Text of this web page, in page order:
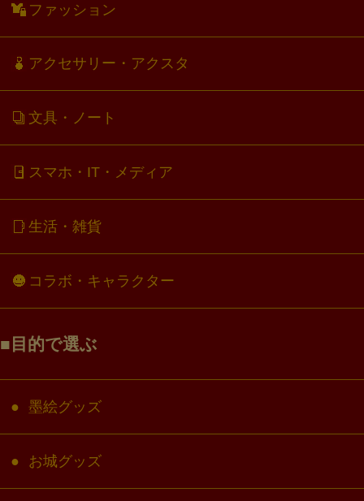
ファッション
アクセサリー・アクスタ
文具・ノート
スマホ・IT・メディア
生活・雑貨
コラボ・キャラクター
目的で選ぶ
墨絵グッズ
お城グッズ